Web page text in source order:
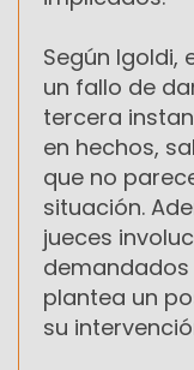
Según Igoldi,
un fallo de
tercera
en hechos,
que no
situación.
jueces
demandados
plantea un
su